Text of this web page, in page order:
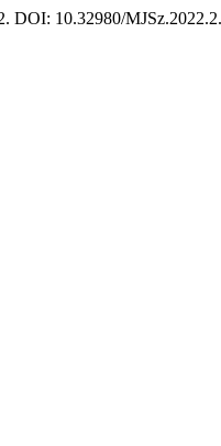
DOI: 10.32980/